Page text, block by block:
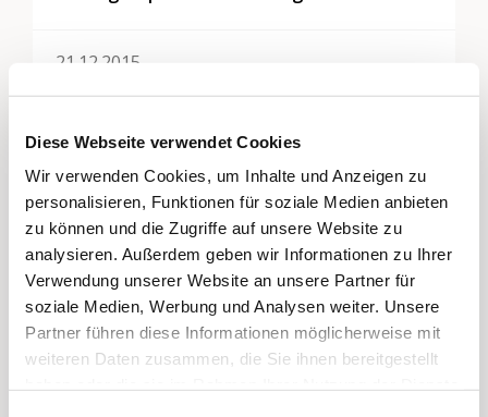
Diese Webseite verwendet Cookies
Wir verwenden Cookies, um Inhalte und Anzeigen zu
personalisieren, Funktionen für soziale Medien anbieten
zu können und die Zugriffe auf unsere Website zu
analysieren. Außerdem geben wir Informationen zu Ihrer
Verwendung unserer Website an unsere Partner für
soziale Medien, Werbung und Analysen weiter. Unsere
Partner führen diese Informationen möglicherweise mit
weiteren Daten zusammen, die Sie ihnen bereitgestellt
21.12.2015
Auch Omas und Opas wollen hüpfen -
Alle anzeigen
Diese Projekte könnten Sie auch
interessieren